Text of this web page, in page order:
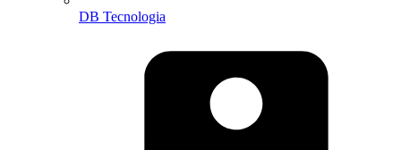
DB Tecnologia